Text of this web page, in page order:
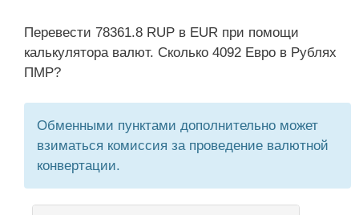
Перевести 78361.8 RUP в EUR при помощи
калькулятора валют. Сколько 4092 Евро в Рублях
ПМР?
Обменными пунктами дополнительно может
взиматься комиссия за проведение валютной
конвертации.